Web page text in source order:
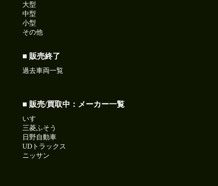
大型
中型
小型
その他
■ 販売終了
過去車両一覧
■ 販売/買取中：メーカー一覧
いすゞ
三菱ふそう
日野自動車
UDトラックス
ニッサン